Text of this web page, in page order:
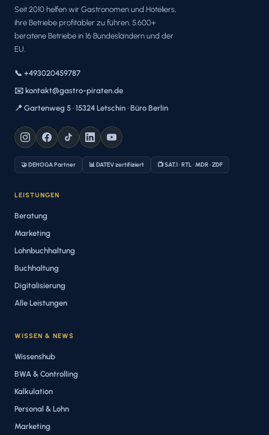
Seit 2010 helfen wir Gastronomen und Hoteliers,
ihre Betriebe profitabler zu führen. 5.600+
beratene Betriebe in 16 Bundesländern und der
EU.
📞 +493020459787
✉️ kontakt@gastro-piraten.de
📍 Gartenweg 5 · 15324 Letschin · Büro Berlin
🤝 DEHOGA Partner 📊 DATEV zertifiziert 📺 SAT.1 · RTL · MDR · ZDF
LEISTUNGEN
Beratung
Marketing
Lohnbuchhaltung
Buchhaltung
Digitalisierung
Alle Leistungen
WISSEN & NEWS
Wissenshub
BWA & Controlling
Kalkulation
Personal & Lohn
Marketing